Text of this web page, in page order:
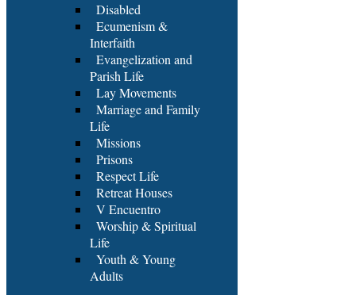
Disabled
Ecumenism &
Interfaith
Evangelization and
Parish Life
Lay Movements
Marriage and Family
Life
Missions
Prisons
Respect Life
Retreat Houses
V Encuentro
Worship & Spiritual
Life
Youth & Young
Adults